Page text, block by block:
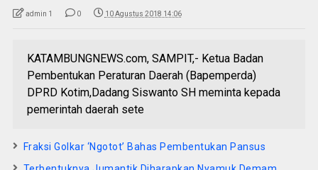
admin 1 0 10 Agustus 2018 14:06
KATAMBUNGNEWS.com, SAMPIT,- Ketua Badan
Pembentukan Peraturan Daerah (Bapemperda)
DPRD Kotim,Dadang Siswanto SH meminta kepada
pemerintah daerah sete
Fraksi Golkar ‘Ngotot’ Bahas Pembentukan Pansus